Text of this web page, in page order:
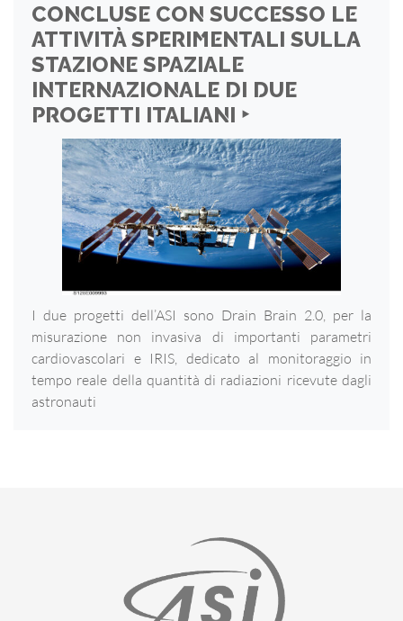
CONCLUSE CON SUCCESSO LE
ATTIVITÀ SPERIMENTALI SULLA
STAZIONE SPAZIALE
INTERNAZIONALE DI DUE
PROGETTI ITALIANI ‣
I due progetti dell’ASI sono Drain Brain 2.0, per la
misurazione non invasiva di importanti parametri
cardiovascolari e IRIS, dedicato al monitoraggio in
tempo reale della quantità di radiazioni ricevute dagli
astronauti